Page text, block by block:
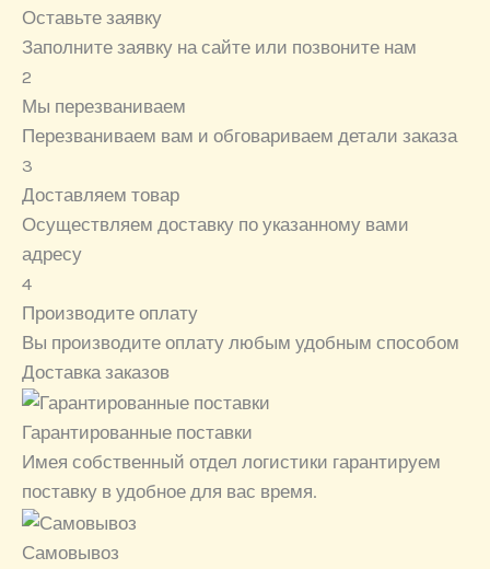
Оставьте заявку
Заполните заявку на сайте или позвоните нам
2
Мы перезваниваем
Перезваниваем вам и обговариваем детали заказа
3
Доставляем товар
Осуществляем доставку по указанному вами
адресу
4
Производите оплату
Вы производите оплату любым удобным способом
Доставка заказов
Гарантированные поставки
Имея собственный отдел логистики гарантируем
поставку в удобное для вас время.
Самовывоз